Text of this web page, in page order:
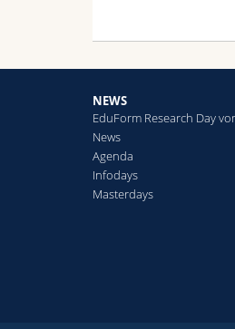
NEWS
EduForm Research Day
News
Agenda
Infodays
Masterdays